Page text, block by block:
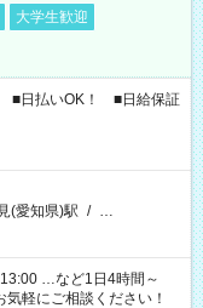
大学生歓迎
■日払いOK！ ■日給保証
(愛知県)駅 / …
時間～
お気軽にご相談ください！